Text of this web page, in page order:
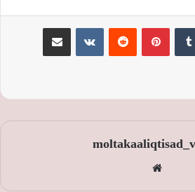
بينتيريست